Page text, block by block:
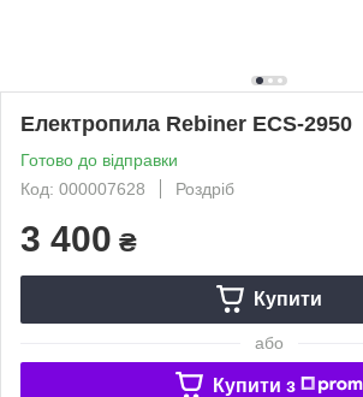
Електропила Rebiner ECS-2950
Готово до відправки
Код: 000007628
Роздріб
3 400 ₴
Купити
або
Купити з